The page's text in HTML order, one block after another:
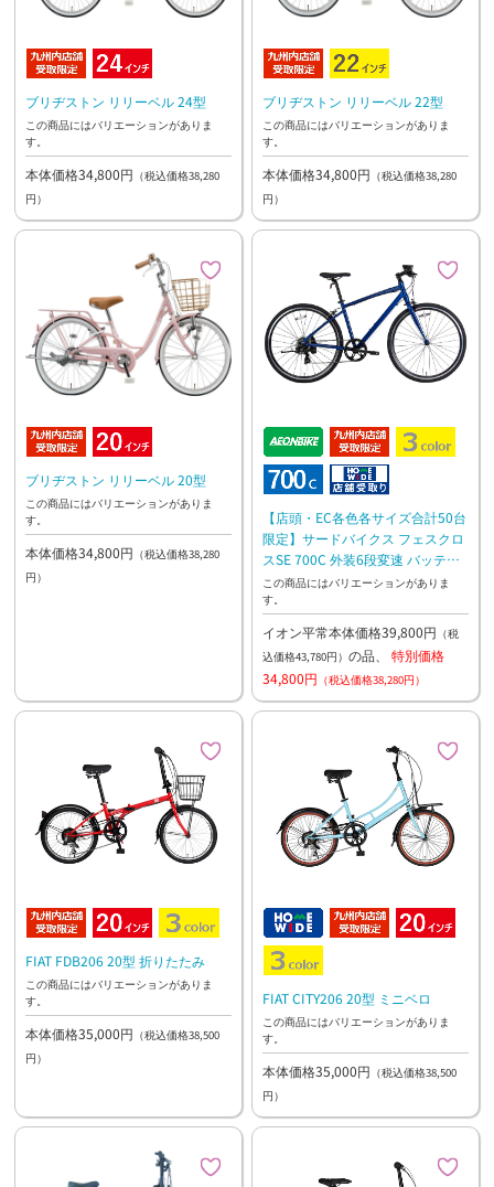
ブリヂストン リリーベル 24型
この商品にはバリエーションがありま
す。
本体価格34,800円 （税込価格38,280
円）
ブリヂストン リリーベル 22型
この商品にはバリエーションがありま
す。
本体価格34,800円 （税込価格38,280
円）
ブリヂストン リリーベル 20型
この商品にはバリエーションがありま
す。
本体価格34,800円 （税込価格38,280
円）
【店頭・EC各色各サイズ合計50台
限定】サードバイクス フェスクロ
スSE 700C 外装6段変速 バッテリ
ーライト付き アルミフレーム
この商品にはバリエーションがありま
す。
イオン平常本体価格39,800円 （税
込価格43,780円） の品、 特別価格
34,800円 （税込価格38,280円）
FIAT FDB206 20型 折りたたみ
この商品にはバリエーションがありま
す。
本体価格35,000円 （税込価格38,500
円）
FIAT CITY206 20型 ミニベロ
この商品にはバリエーションがありま
す。
本体価格35,000円 （税込価格38,500
円）